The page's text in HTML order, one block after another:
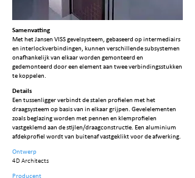
Samenvatting
Met het Jansen VISS gevelsysteem, gebaseerd op intermediairs
en interlockverbindingen, kunnen verschillende subsystemen
onafhankelijk van elkaar worden gemonteerd en
gedemonteerd door een element aan twee verbindingsstukken
te koppelen.
Details
Een tussenligger verbindt de stalen profielen met het
draagsysteem op basis van in elkaar grijpen. Gevelelementen
zoals beglazing worden met pennen en klemprofielen
vastgeklemd aan de stijlen/draagconstructie. Een aluminium
afdekprofiel wordt van buitenaf vastgeklikt voor de afwerking.
Ontwerp
4D Architects
Producent